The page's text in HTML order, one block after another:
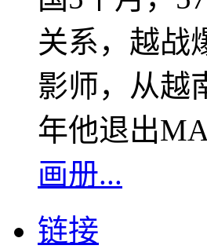
关系，越战
影师，从越
年他退出
画册...
链接